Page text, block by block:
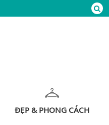
ĐẸP & PHONG CÁCH